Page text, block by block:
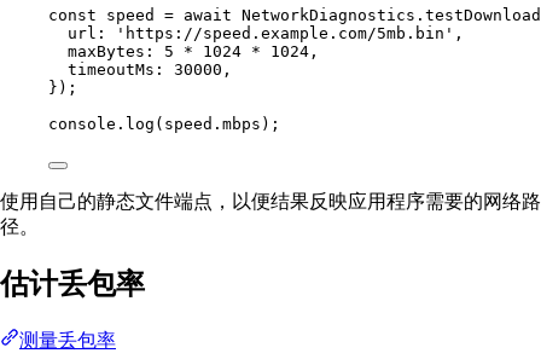
const speed = await NetworkDiagnostics.
url:
'https://speed.example.com/5mb.bin' ,
maxBytes: 5 * 1024 * 1024 ,
timeoutMs: 30000 ,
});
console. log (speed.mbps);
使用自己的静态文件端点，以便结果反映应用程序需要的网络路
径。
估计丢包率
测量丢包率